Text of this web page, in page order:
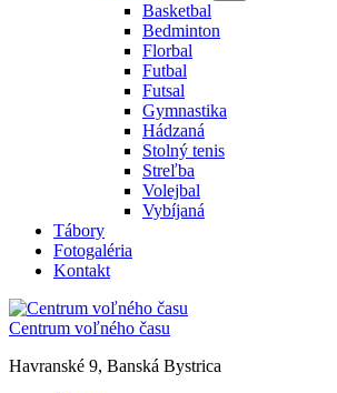
Basketbal
Bedminton
Florbal
Futbal
Futsal
Gymnastika
Hádzaná
Stolný tenis
Streľba
Volejbal
Vybíjaná
Tábory
Fotogaléria
Kontakt
Centrum voľného času
Havranské 9, Banská Bystrica